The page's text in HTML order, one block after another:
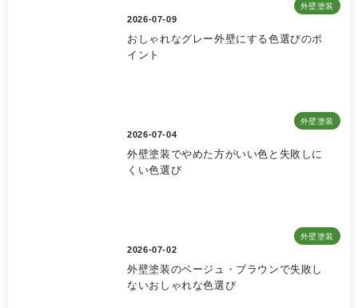
外壁塗装
2026-07-09
おしゃれなグレー外壁にする色選びのポ
イント
外壁塗装
2026-07-04
外壁塗装でやめた方がいい色と失敗しに
くい色選び
外壁塗装
2026-07-02
外壁塗装のベージュ・ブラウンで失敗し
ないおしゃれな色選び